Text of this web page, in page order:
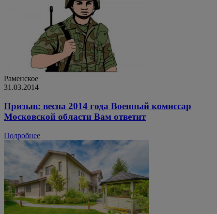
Раменское
31.03.2014
Призыв: весна 2014 года Военный комиссар
Московской области Вам ответит
Подробнее